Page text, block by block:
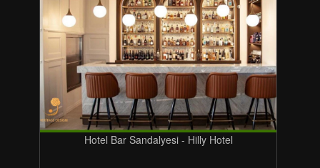
Hotel Bar Sandalyesi - Hilly Hotel